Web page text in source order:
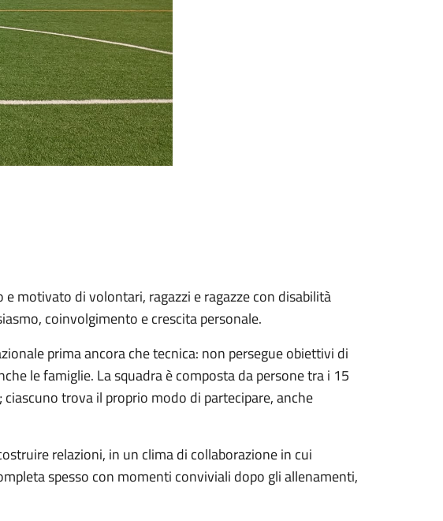
motivato di volontari, ragazzi e ragazze con disabilità
coinvolgimento e crescita personale.
prima ancora che tecnica: non persegue obiettivi di
le famiglie. La squadra è composta da persone tra i 15
trova il proprio modo di partecipare, anche
relazioni, in un clima di collaborazione in cui
spesso con momenti conviviali dopo gli allenamenti,